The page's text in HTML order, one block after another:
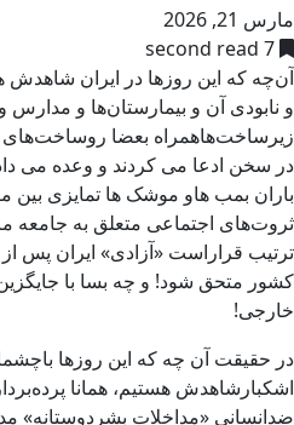
مارس 21, 2026
7 second read
آن‌چه که این روزها در ایران
و نابودی آن و بیمارستان‌ها و
زیرساخت‌هاهمراه بعضا روساخت‌‌های
در سخن ادعا می کردند و وعده می
باران بمب هاو موشک ها تمایزی بین
ثروت‌های اجتماعی متعلق به جامعه
ترتیب قراراست «آزادی» ایران پس
کشور متحق شود! و چه بسا با
خارجی!
در حقیقت آن چه که این روزها
اشکبارشاهدش هستیم، همانا
ضدانسانی «مداخلات بشردوستانه»